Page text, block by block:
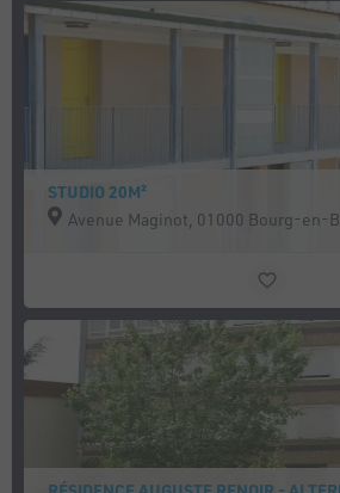
STUDIO 20M²
Avenue Maginot, 01000 Bourg-en-